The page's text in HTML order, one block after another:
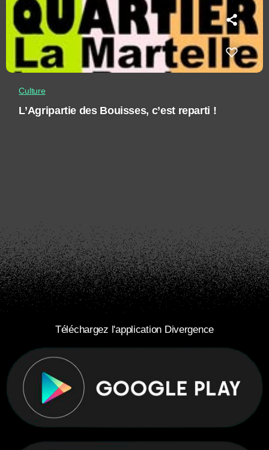
Culture
L’Agripartie des Bouisses, c’est reparti !
Téléchargez l'application Divergence